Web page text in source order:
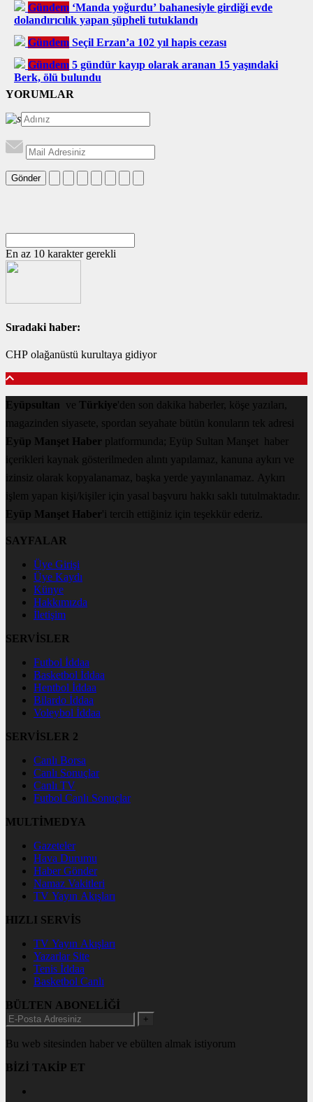
Gündem ‘Manda yoğurdu’ bahanesiyle girdiği evde
dolandırıcılık yapan şüpheli tutuklandı
Gündem Seçil Erzan’a 102 yıl hapis cezası
Gündem 5 gündür kayıp olarak aranan 15 yaşındaki
Berk, ölü bulundu
YORUMLAR
Gönder
En az 10 karakter gerekli
Sıradaki haber:
CHP olağanüstü kurultaya gidiyor
Eyüpsultan ve Türkiye'den son dakika haberler, köşe yazıları,
magazinden siyasete, spordan seyahate bütün konuların tek adresi
Eyüp Manşet Haber platformunda; Eyüp Sultan Manşet haber
içerikleri kaynak gösterilmeden alıntı yapılamaz, kanuna aykırı ve
izinsiz olarak kopyalanamaz, başka yerde yayınlanamaz. Aykırı
işlem yapan kişi/kişiler için yasal başvuru hakkı saklı tutulmaktadır.
Eyüp Manşet Haber'i tercih ettiğiniz için teşekkür ederiz.
SAYFALAR
Üye Girişi
Üye Kaydı
Künye
Hakkımızda
İletişim
SERVİSLER
Futbol İddaa
Basketbol İddaa
Hentbol İddaa
Bilardo İddaa
Voleybol İddaa
SERVİSLER 2
Canlı Borsa
Canlı Sonuçlar
Canlı TV
Futbol Canlı Sonuçlar
MULTİMEDYA
Gazeteler
Hava Durumu
Haber Gönder
Namaz Vakitleri
TV Yayın Akışları
HIZLI SERVİS
TV Yayın Akışları
Yazarlar Site
Tenis İddaa
Basketbol Canlı
BÜLTEN ABONELİĞİ
+
Bu web sitesinden haber ve ebülten almak istiyorum
BİZİ TAKİP ET